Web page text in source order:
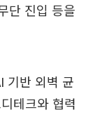
단 진입 등을
기반 외벽 균
테크와 협력